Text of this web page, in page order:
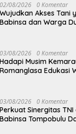
02/08/2026 0 Komentar
Wujudkan Akses Tani
Babinsa dan Warga
03/08/2026 0 Komentar
Hadapi Musim
Romanglasa Edukasi
03/08/2026 0 Komentar
Perkuat Sinergitas TNI
Babinsa Tompobulu